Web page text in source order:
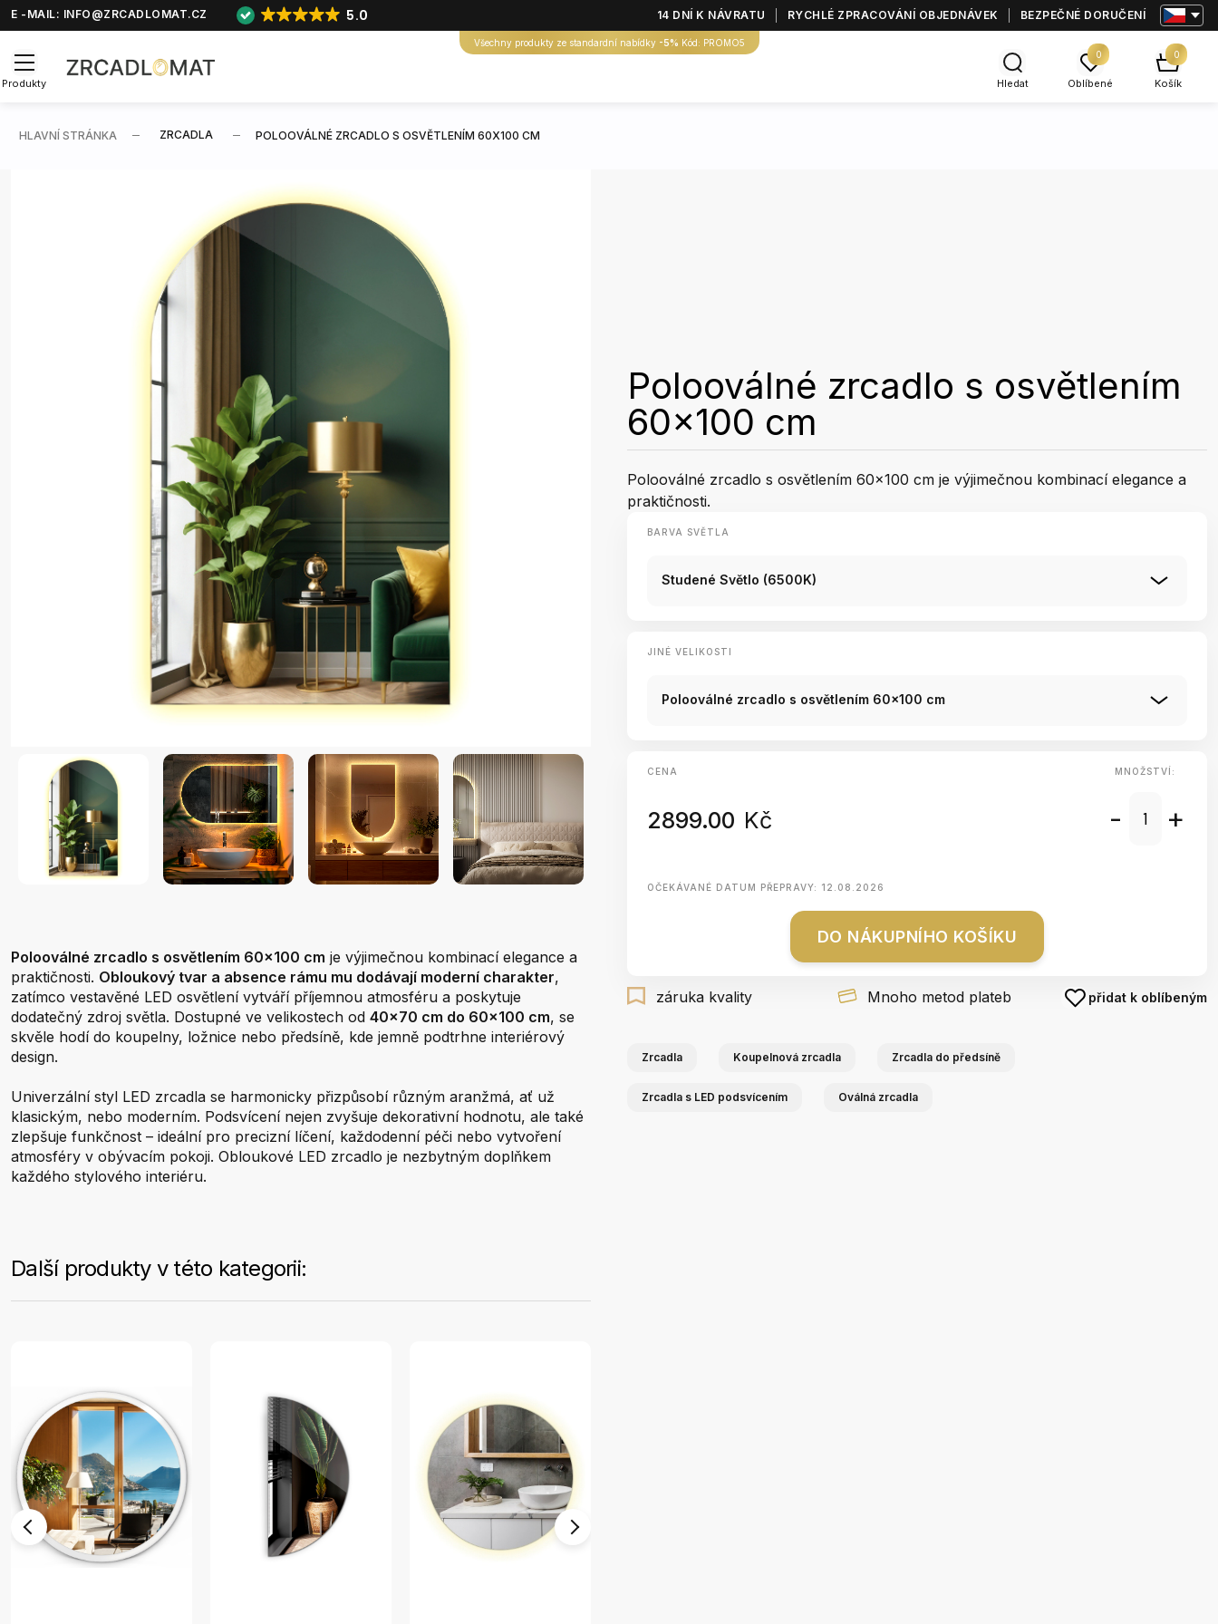
E -MAIL: INFO@ZRCADLOMAT.CZ 5.0 14 DNÍ K NÁVRATU RYCHLÉ ZPRACOVÁNÍ OBJEDNÁVEK BEZPEČNÉ DORUČENÍ
Všechny produkty ze standardní nabídky -5% Kód: PROMO5
Produkty Hledat
0
Oblíbené
0
Košík
HLAVNÍ STRÁNKA ZRCADLA POLOOVÁLNÉ ZRCADLO S OSVĚTLENÍM 60X100 CM
Polooválné zrcadlo s osvětlením 60x100 cm je výjimečnou kombinací elegance a
praktičnosti. Obloukový tvar a absence rámu mu dodávají moderní charakter,
zatímco vestavěné LED osvětlení vytváří příjemnou atmosféru a poskytuje
dodatečný zdroj světla. Dostupné ve velikostech od 40x70 cm do 60x100 cm, se
skvěle hodí do koupelny, ložnice nebo předsíně, kde jemně podtrhne interiérový
design.
Univerzální styl LED zrcadla se harmonicky přizpůsobí různým aranžmá, ať už
klasickým, nebo moderním. Podsvícení nejen zvyšuje dekorativní hodnotu, ale také
zlepšuje funkčnost – ideální pro precizní líčení, každodenní péči nebo vytvoření
atmosféry v obývacím pokoji. Obloukové LED zrcadlo je nezbytným doplňkem
každého stylového interiéru.
Další produkty v této kategorii:
Polooválné zrcadlo s osvětlením
60x100 cm
Polooválné zrcadlo s osvětlením 60x100 cm je výjimečnou kombinací elegance a
praktičnosti.
BARVA SVĚTLA
Studené Světlo (6500K)
JINÉ VELIKOSTI
Polooválné zrcadlo s osvětlením 60x100 cm
CENA
2899.00 Kč
MNOŽSTVÍ:
- +
OČEKÁVANÉ DATUM PŘEPRAVY: 12.08.2026
DO NÁKUPNÍHO KOŠÍKU
záruka kvality Mnoho metod plateb přidat k oblíbeným
Zrcadla Koupelnová zrcadla Zrcadla do předsíně
Zrcadla s LED podsvícením Oválná zrcadla